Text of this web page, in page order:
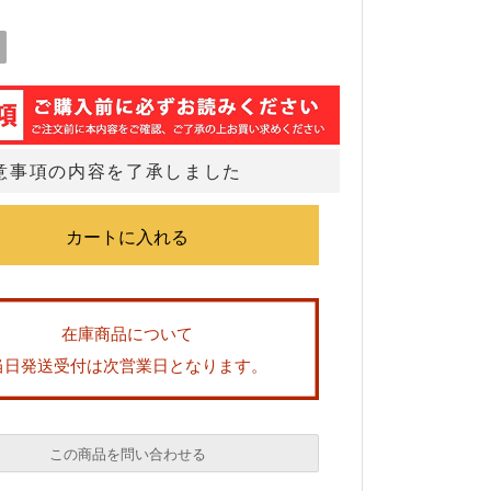
事項の内容を了承しました
在庫商品について
日発送受付は次営業日となります。
この商品を問い合わせる